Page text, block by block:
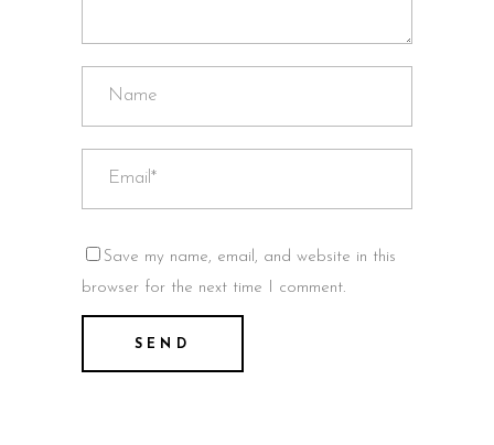
Save my name, email, and website in this
browser for the next time I comment.